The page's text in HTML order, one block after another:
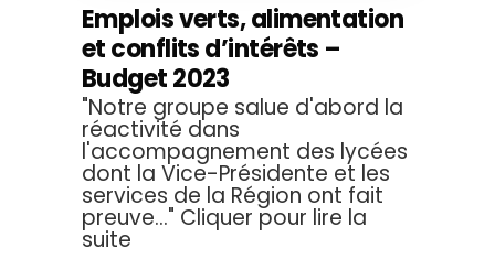
Emplois verts, alimentation
et conflits d’intérêts –
Budget 2023
"Notre groupe salue d'abord la
réactivité dans
l'accompagnement des lycées
dont la Vice-Présidente et les
services de la Région ont fait
preuve..." Cliquer pour lire la
suite